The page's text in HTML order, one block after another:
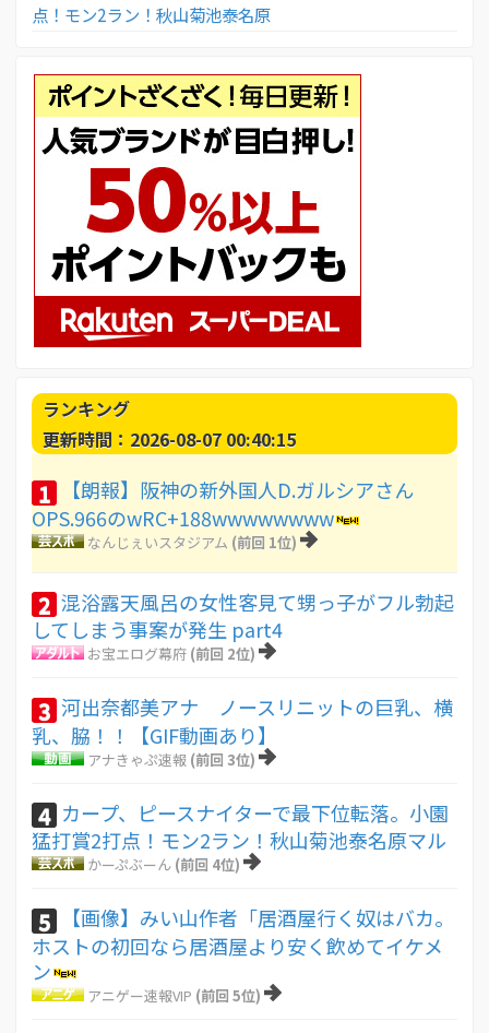
点！モン2ラン！秋山菊池泰名原
ランキング
更新時間：2026-08-07 00:40:15
1
【朗報】阪神の新外国人D.ガルシアさん
OPS.966のwRC+188wwwwwwww
なんじぇいスタジアム (前回 1位)
2 混浴露天風呂の女性客見て甥っ子がフル勃起
してしまう事案が発生 part4
お宝エログ幕府 (前回 2位)
3 河出奈都美アナ ノースリニットの巨乳、横
乳、脇！！【GIF動画あり】
アナきゃぷ速報 (前回 3位)
4 カープ、ピースナイターで最下位転落。小園
猛打賞2打点！モン2ラン！秋山菊池泰名原マル
かーぷぶーん (前回 4位)
5
【画像】みい山作者「居酒屋行く奴はバカ。
ホストの初回なら居酒屋より安く飲めてイケメ
ン
アニゲー速報VIP (前回 5位)